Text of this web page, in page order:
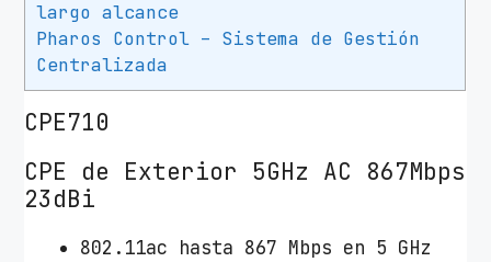
largo alcance
Pharos Control – Sistema de Gestión
Centralizada
CPE710
CPE de Exterior 5GHz AC 867Mbps
23dBi
802.11ac hasta 867 Mbps en 5 GHz